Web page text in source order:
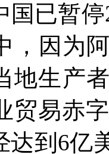
国已暂停
，因为
地生产
贸易赤
达到 6亿